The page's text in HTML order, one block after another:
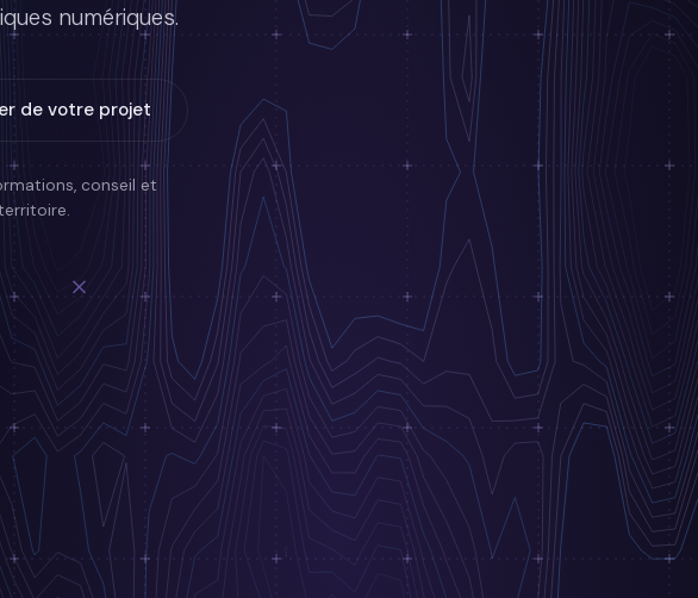
numériques.
de votre projet
conseil et